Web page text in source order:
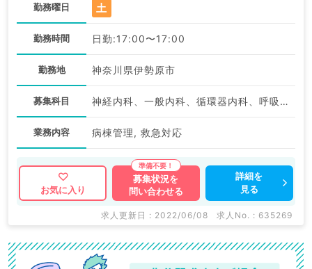
勤務曜日 土
勤務時間 日勤:17:00〜17:00
勤務地 神奈川県伊勢原市
募集科目 神経内科、一般内科、循環器内科、呼吸器内科、消化器内科、内分泌・代謝内科、腎臓内科、血液内科
業務内容 病棟管理, 救急対応
お気に入り
募集状況を
問い合わせる
詳細を
見る
求人更新日 : 2022/06/08 求人No. : 635269